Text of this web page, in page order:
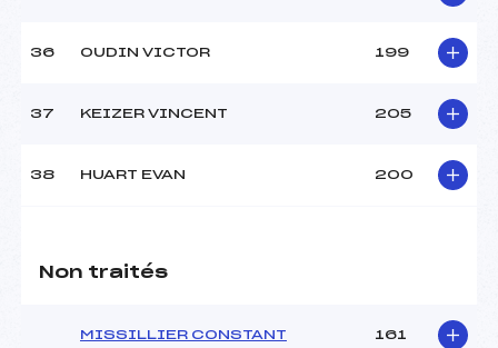
36 OUDIN VICTOR 199
37 KEIZER VINCENT 205
38 HUART EVAN 200
Non traités
MISSILLIER CONSTANT 161